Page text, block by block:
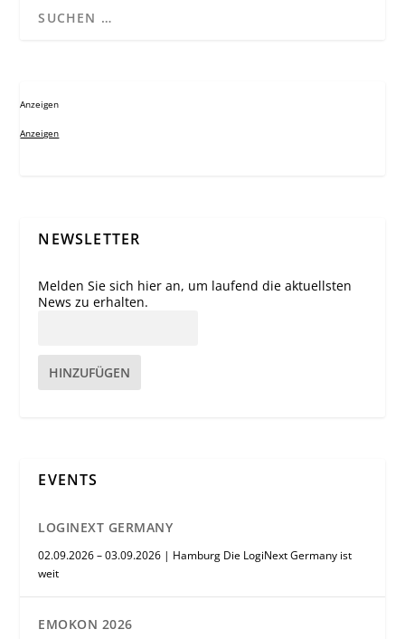
Anzeigen
Anzeigen
NEWSLETTER
Melden Sie sich hier an, um laufend die aktuellsten
News zu erhalten.
HINZUFÜGEN
EVENTS
LOGINEXT GERMANY
02.09.2026 – 03.09.2026 | Hamburg Die LogiNext Germany ist
weit
EMOKON 2026